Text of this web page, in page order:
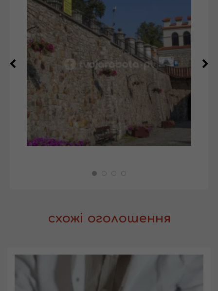
схожі оголошення